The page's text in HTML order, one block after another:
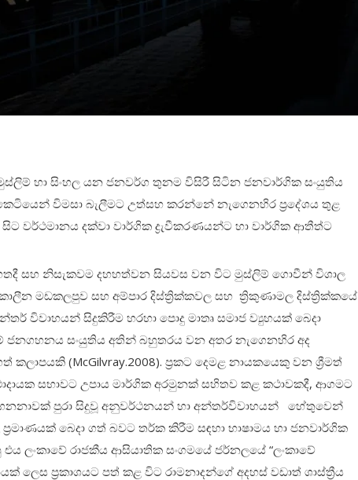
හා සිංහල යන ජනවර්ග තුනම විසිරී සිටින ජනවාර්ගික සංයුතිය
විමසා බැලීමට උත්සහ කරන්නේ නැගෙනහිර ප්‍රදේශය තුළ
වර්ථමානය දක්වා වාර්ගික ද්‍රැවීකරණයන්ට හා වාර්ගික ආතීත්ට
සහ නිසැකවම දහහත්වන සියවස වන විට මුස්ලිම් ගොවීන් විශාල
මඩකලපුව සහ අම්පාර දිස්ත්‍රික්කවල සහ ත්‍රිකුණාමල දිස්ත්‍රික්කයේ
විවාහයන් සිදුකිරීම හරහා පොදු මාතෘ සමාජ ව්‍යුහයක් බෙදා
ජනගහනය සංයුතිය අතින් බහුතරය වන අතර නැගෙනහිර අද
කලාපයකි (McGilvray.2008). ප්‍රකට දෙමළ නායකයෙකු වන ශ්‍රීමත්
සභාවට උපාය මාර්ගික අරමුනක් සහිතව කළ කථාවකදී, ආගමට
පුරා සිදුවූ අනුවර්ථනයන් හා අන්තර්විවාහයන් හේතුවෙන්
බෙදා ගත් බවට තර්ක කිරීම සඳහා භාෂාමය හා ජනවාර්ගික
ලංකාවේ රාජකීය ආසියාතික සංගමයේ ජර්නලයේ “ලංකාවේ
ලෙස ප්‍රකාශයට පත් කළ විට රාමනාදන්ගේ අදහස් වඩාත් ශාස්ත්‍රීය